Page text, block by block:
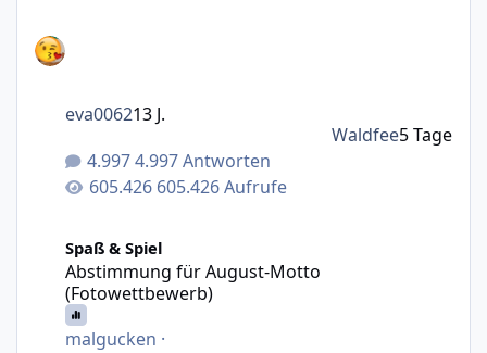
4.997 Antworten
605.426 Aufrufe
eva006213 J.
Waldfee5 Tage
Spaß & Spiel
Abstimmung für August-Motto
(Fotowettbewerb)
malgucken ·